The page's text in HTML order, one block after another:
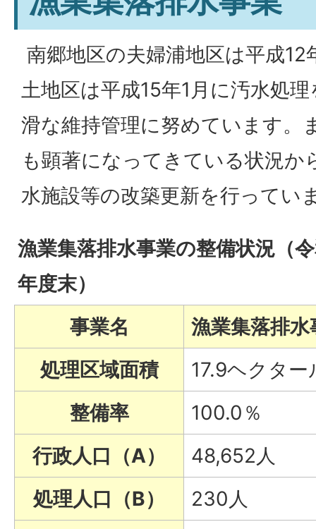
南郷地区の夫婦浦地区は平成12
土地区は平成15年1月に汚水処
滑な維持管理に努めています。
も顕著になってきている状況か
水施設等の改築更新を行ってい
漁業集落排水事業の整備状況（
年度末）
事業名
漁業集落排水
処理区域面積
17.9ヘクター
整備率
100.0％
行政人口（A）
48,652人
処理人口（B）
230人